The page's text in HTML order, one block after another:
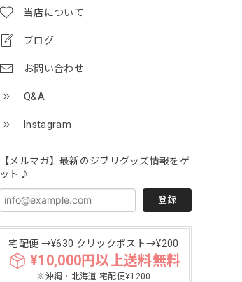
当店について
ブログ
お問い合わせ
Q&A
Instagram
【メルマガ】最新のジブリグッズ情報をゲ
ット♪
登録
宅配便 →¥630 クリックポスト→¥200
¥10,000円以上送料無料
※沖縄・北海道 宅配便¥1200